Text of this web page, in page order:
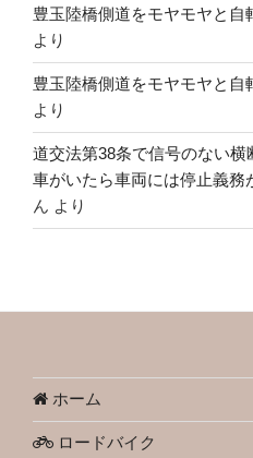
豊玉陸橋側道をモヤモヤと自
より
豊玉陸橋側道をモヤモヤと自
より
道交法第38条で信号のない
車がいたら車両には停止義務
ん より
ホーム
ロードバイク